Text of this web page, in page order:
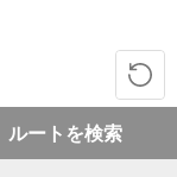
ルートを検索